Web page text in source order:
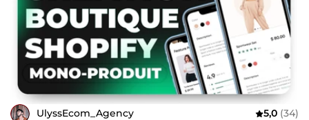
UlyssEcom_Agency 5,0 (34)